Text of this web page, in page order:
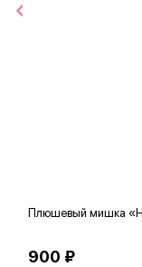
Плюшевый мишка
900 ₽